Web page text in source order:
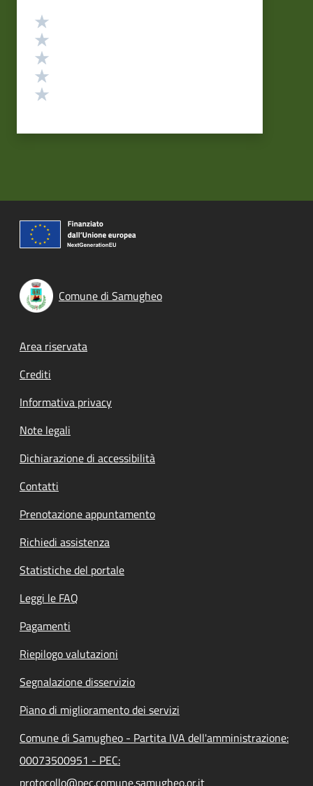
Valutazione
Comune di Samugheo
Footer menu
Area riservata
Crediti
Informativa privacy
Note legali
Dichiarazione di accessibilità
Contatti
Prenotazione appuntamento
Richiedi assistenza
Statistiche del portale
Leggi le FAQ
Pagamenti
Riepilogo valutazioni
Segnalazione disservizio
Piano di miglioramento dei servizi
Comune di Samugheo - Partita IVA dell'amministrazione:
00073500951 - PEC:
protocollo@pec.comune.samugheo.or.it